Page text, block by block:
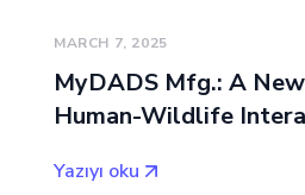
MARCH 7, 2025
MyDADS Mfg.: A
Human-Wildlife
Yazıyı oku